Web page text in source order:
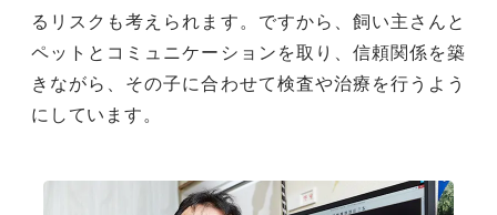
るリスクも考えられます。ですから、飼い主さんと
ペットとコミュニケーションを取り、信頼関係を築
きながら、その子に合わせて検査や治療を行うよう
にしています。